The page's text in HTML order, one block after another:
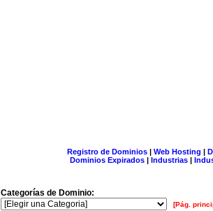
Registro de Dominios| Web Hosting |
Dominios Expirados | Industrias |
Categorías de Dominio:
[Pág.